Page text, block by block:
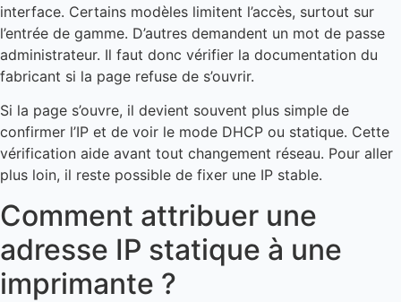
interface. Certains modèles limitent l’accès, surtout sur
l’entrée de gamme. D’autres demandent un mot de passe
administrateur. Il faut donc vérifier la documentation du
fabricant si la page refuse de s’ouvrir.
Si la page s’ouvre, il devient souvent plus simple de
confirmer l’IP et de voir le mode DHCP ou statique. Cette
vérification aide avant tout changement réseau. Pour aller
plus loin, il reste possible de fixer une IP stable.
Comment attribuer une
adresse IP statique à une
imprimante ?